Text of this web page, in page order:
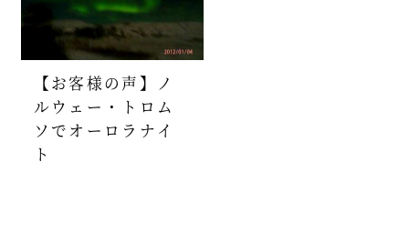
【お客様の声】ノ
ルウェー・トロム
ソでオーロラナイ
ト